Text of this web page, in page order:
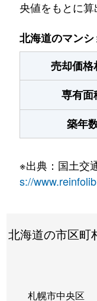
央値をもとに算
北海道のマン
売却価格
専有面
築年
※出典：国土交
s://
北海道の市区町
札幌市中央区